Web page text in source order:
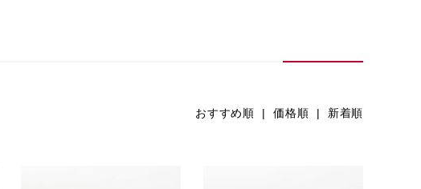
おすすめ順 | 価格順 | 新着順